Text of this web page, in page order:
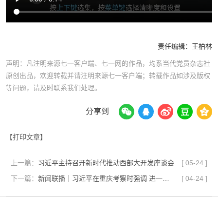
责任编辑： 王柏林
声明：凡注明来源七一客户端、七一网的作品，均系当代党员杂志社
原创出品，欢迎转载并请注明来源七一客户端；转载作品如涉及版权
等问题，请及时联系我们处理。
分享到
【打印文章】
上一篇： 习近平主持召开新时代推动西部大开发座谈会 [ 05-24 ]
下一篇：
[ 04-24 ]